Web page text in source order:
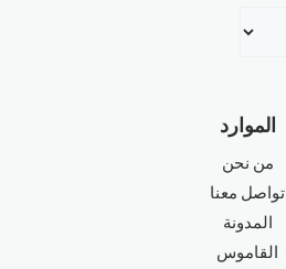
الموارد
من نحن
تواصل معنا
المدونة
القاموس